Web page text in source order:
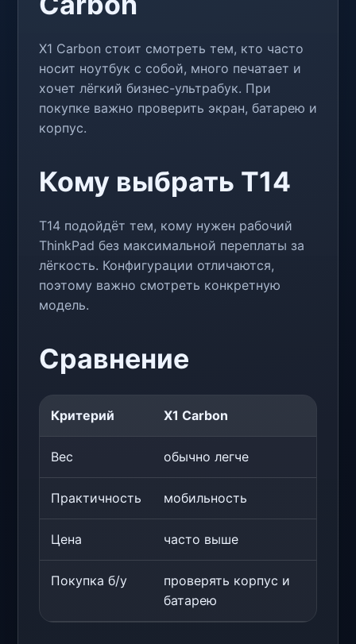
X1 Carbon стоит смотреть тем, кто часто
носит ноутбук с собой, много печатает и
хочет лёгкий бизнес-ультрабук. При
покупке важно проверить экран, батарею и
корпус.
Кому выбрать T14
T14 подойдёт тем, кому нужен рабочий
ThinkPad без максимальной переплаты за
лёгкость. Конфигурации отличаются,
поэтому важно смотреть конкретную
модель.
Сравнение
Критерий X1 Carbon
Вес обычно легче
Практичность мобильность
Цена часто выше
Покупка б/у
проверять корпус и
батарею